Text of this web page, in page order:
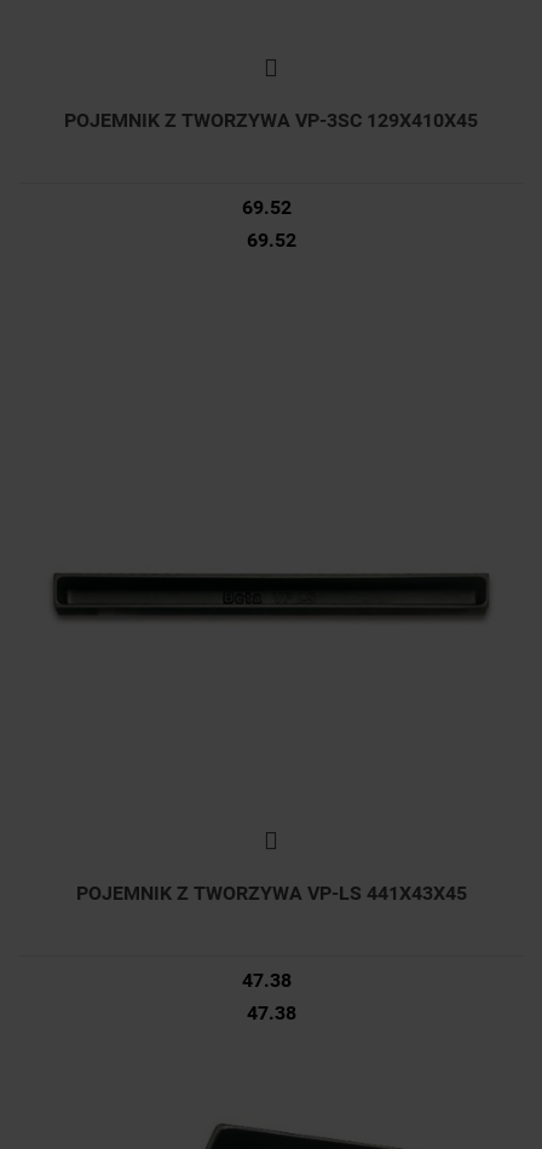
POJEMNIK Z TWORZYWA VP-3SC 129X410X45
69.52
69.52
POJEMNIK Z TWORZYWA VP-LS 441X43X45
47.38
47.38